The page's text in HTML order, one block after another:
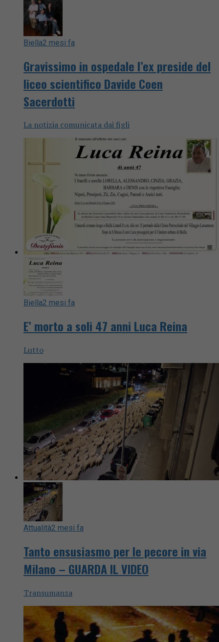
Biella2 mesi fa
Gravissimo in ospedale l’ex preside del
liceo scientifico Davide Coen
Sacerdotti
La notizia comunicata dai figli
Biella2 mesi fa
E’ morto a soli 47 anni Luca Reina
Lutto
Attualità2 mesi fa
Tanto ensusiasmo per le pecore in via
Milano – GUARDA IL VIDEO
Transumanza